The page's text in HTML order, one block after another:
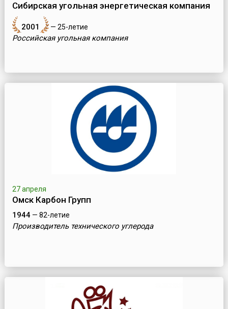
Сибирская угольная энергетическая компания
2001 — 25-летие
Российская угольная компания
27 апреля
Омск Карбон Групп
1944— 82-летие
Производитель технического углерода